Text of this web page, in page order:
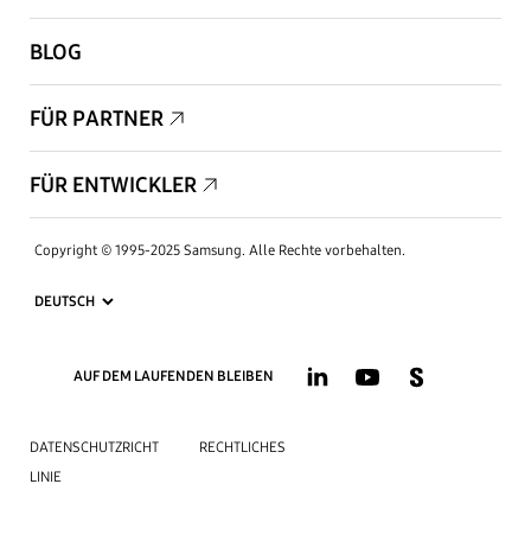
BLOG
FÜR PARTNER
FÜR ENTWICKLER
Copyright © 1995-2025 Samsung. Alle Rechte vorbehalten.
AUF DEM LAUFENDEN BLEIBEN
DATENSCHUTZRICHT
LINIE
RECHTLICHES